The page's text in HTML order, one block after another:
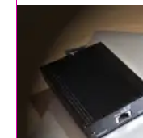
la